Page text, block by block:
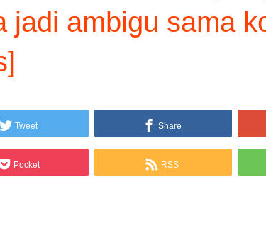
jadi ambigu sama
Tweet Share
Pocket RSS